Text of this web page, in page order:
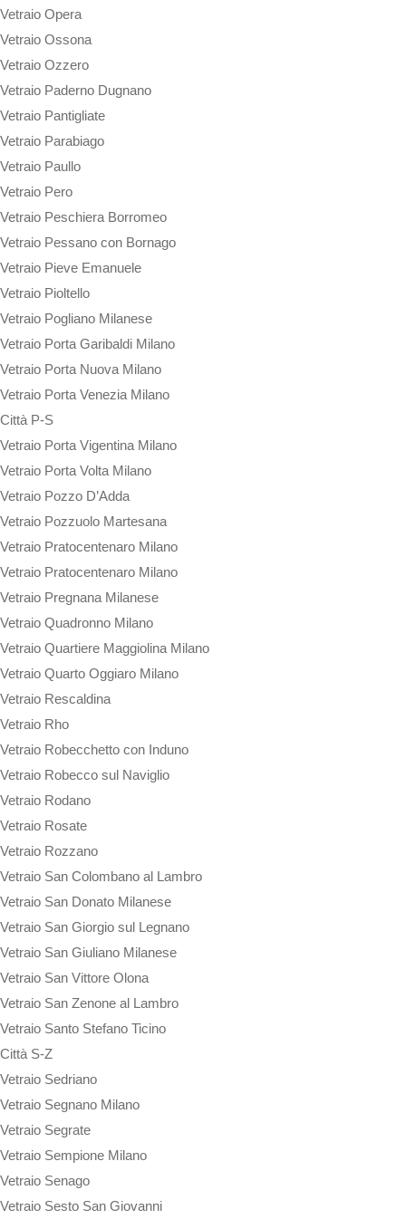
Vetraio Opera
Vetraio Ossona
Vetraio Ozzero
Vetraio Paderno Dugnano
Vetraio Pantigliate
Vetraio Parabiago
Vetraio Paullo
Vetraio Pero
Vetraio Peschiera Borromeo
Vetraio Pessano con Bornago
Vetraio Pieve Emanuele
Vetraio Pioltello
Vetraio Pogliano Milanese
Vetraio Porta Garibaldi Milano
Vetraio Porta Nuova Milano
Vetraio Porta Venezia Milano
Città P-S
Vetraio Porta Vigentina Milano
Vetraio Porta Volta Milano
Vetraio Pozzo D’Adda
Vetraio Pozzuolo Martesana
Vetraio Pratocentenaro Milano
Vetraio Pratocentenaro Milano
Vetraio Pregnana Milanese
Vetraio Quadronno Milano
Vetraio Quartiere Maggiolina Milano
Vetraio Quarto Oggiaro Milano
Vetraio Rescaldina
Vetraio Rho
Vetraio Robecchetto con Induno
Vetraio Robecco sul Naviglio
Vetraio Rodano
Vetraio Rosate
Vetraio Rozzano
Vetraio San Colombano al Lambro
Vetraio San Donato Milanese
Vetraio San Giorgio sul Legnano
Vetraio San Giuliano Milanese
Vetraio San Vittore Olona
Vetraio San Zenone al Lambro
Vetraio Santo Stefano Ticino
Città S-Z
Vetraio Sedriano
Vetraio Segnano Milano
Vetraio Segrate
Vetraio Sempione Milano
Vetraio Senago
Vetraio Sesto San Giovanni